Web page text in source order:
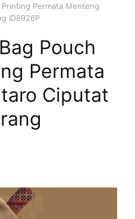
Permata Menteng
ID8926P
Pouch
Permata
Ciputat